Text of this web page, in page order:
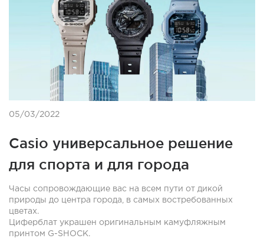
05/03/2022
Casio универсальное решение
для спорта и для города
Часы сопровождающие вас на всем пути от дикой
природы до центра города, в самых востребованных
цветах.
Циферблат украшен оригинальным камуфляжным
принтом G-SHOCK.